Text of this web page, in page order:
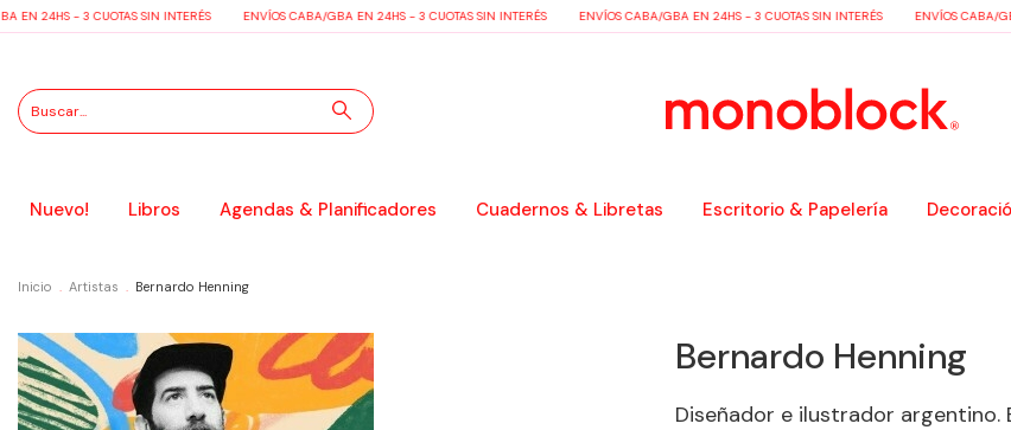
EN 24HS - 3 CUOTAS SIN INTERÉS ENVÍOS CABA/GBA EN 24HS - 3 CUOTAS SIN INTERÉS ENVÍOS CABA/GBA EN 24HS - 3 CUOTAS SIN INTERÉS ENVÍOS CABA/
Nuevo! Libros Agendas & Planificadores Cuadernos & Libretas Escritorio & Papelería
Inicio . Artistas . Bernardo Henning
Bernardo Henning
Diseñador e ilustrador